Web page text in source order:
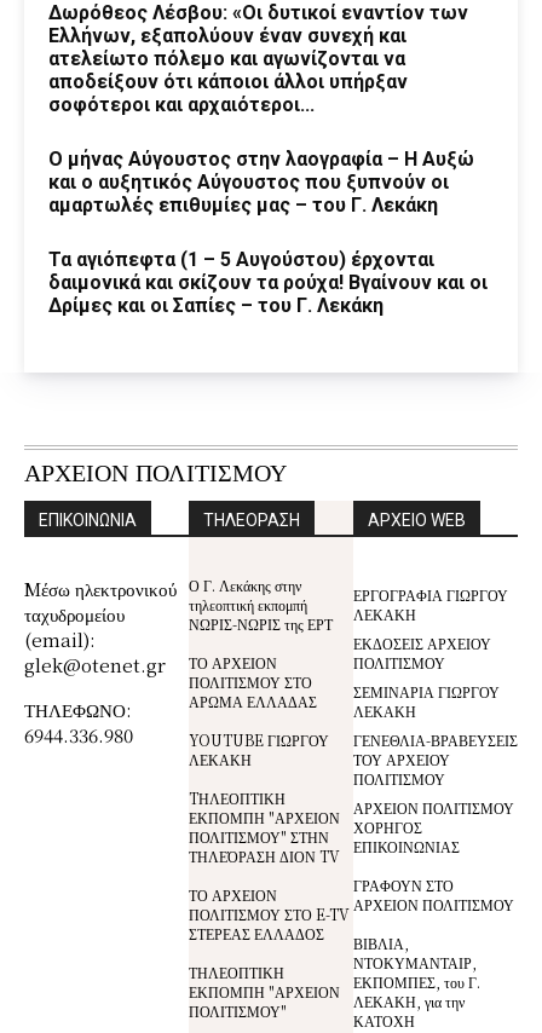
Δωρόθεος Λέσβου: «Οι δυτικοί εναντίον των
Ελλήνων, εξαπολύουν έναν συνεχή και
ατελείωτο πόλεμο και αγωνίζονται να
αποδείξουν ότι κάποιοι άλλοι υπήρξαν
σοφότεροι και αρχαιότεροι...
Ο μήνας Αύγουστος στην λαογραφία – Η Αυξώ
και ο αυξητικός Αύγουστος που ξυπνούν οι
αμαρτωλές επιθυμίες μας – του Γ. Λεκάκη
Τα αγιόπεφτα (1 – 5 Αυγούστου) έρχονται
δαιμονικά και σκίζουν τα ρούχα! Βγαίνουν και οι
Δρίμες και οι Σαπίες – του Γ. Λεκάκη
ΑΡΧΕΙΟΝ ΠΟΛΙΤΙΣΜΟΥ
ΕΠΙΚΟΙΝΩΝΙΑ
Mέσω ηλεκτρονικού
ταχυδρομείου
(email):
glek@otenet.gr
ΤΗΛΕΦΩΝΟ:
6944.336.980
ΤΗΛΕΟΡΑΣΗ
Ο Γ. Λεκάκης στην
τηλεοπτική εκπομπή
ΝΩΡΙΣ-ΝΩΡΙΣ της ΕΡΤ
ΤΟ ΑΡΧΕΙΟΝ
ΠΟΛΙΤΙΣΜΟΥ ΣΤΟ
ΑΡΩΜΑ ΕΛΛΑΔΑΣ
YOUTUBE ΓΙΩΡΓΟΥ
ΛΕΚΑΚΗ
TΗΛΕΟΠΤΙΚΗ
ΕΚΠΟΜΠΗ "ΑΡΧΕΙΟΝ
ΠΟΛΙΤΙΣΜΟΥ" ΣΤΗΝ
ΤΗΛΕΌΡΑΣΗ ΔΙΟΝ TV
ΤΟ ΑΡΧΕΙΟΝ
ΠΟΛΙΤΙΣΜΟΥ ΣΤΟ E-TV
ΣΤΕΡΕΑΣ ΕΛΛΑΔΟΣ
ΤΗΛΕΟΠΤΙΚΗ
ΕΚΠΟΜΠΗ "ΑΡΧΕΙΟΝ
ΠΟΛΙΤΙΣΜΟΥ"
ΑΡΧΕΙΟ WEB
ΕΡΓΟΓΡΑΦΙΑ ΓΙΩΡΓΟΥ
ΛΕΚΑΚΗ
ΕΚΔΟΣΕΙΣ ΑΡΧΕΙΟΥ
ΠΟΛΙΤΙΣΜΟΥ
ΣΕΜΙΝΑΡΙΑ ΓΙΩΡΓΟΥ
ΛΕΚΑΚΗ
ΓΕΝΕΘΛΙΑ-ΒΡΑΒΕΥΣΕΙΣ
ΤΟΥ ΑΡΧΕΙΟΥ
ΠΟΛΙΤΙΣΜΟΥ
ΑΡΧΕΙΟΝ ΠΟΛΙΤΙΣΜΟΥ
ΧΟΡΗΓΟΣ
ΕΠΙΚΟΙΝΩΝΙΑΣ
ΓΡΑΦΟΥΝ ΣΤΟ
ΑΡΧΕΙΟΝ ΠΟΛΙΤΙΣΜΟΥ
ΒΙΒΛΙΑ,
ΝΤΟΚΥΜΑΝΤΑΙΡ,
ΕΚΠΟΜΠΕΣ, του Γ.
ΛΕΚΑΚΗ, για την
ΚΑΤΟΧΗ